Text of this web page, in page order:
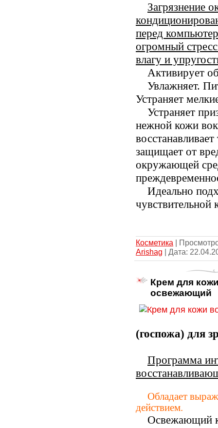
Загрязнение
перед
огромный
влагу и
Активирует
Увлажняет.
Устраняет
Устраняет
нежной кожи
защищает от
окружающей
Идеально
чувствительной
Косметика |
Arishag | Дата:
Крем для
освежающий
(госпожа) для
Программа
Обладает
действием.
Освежающий